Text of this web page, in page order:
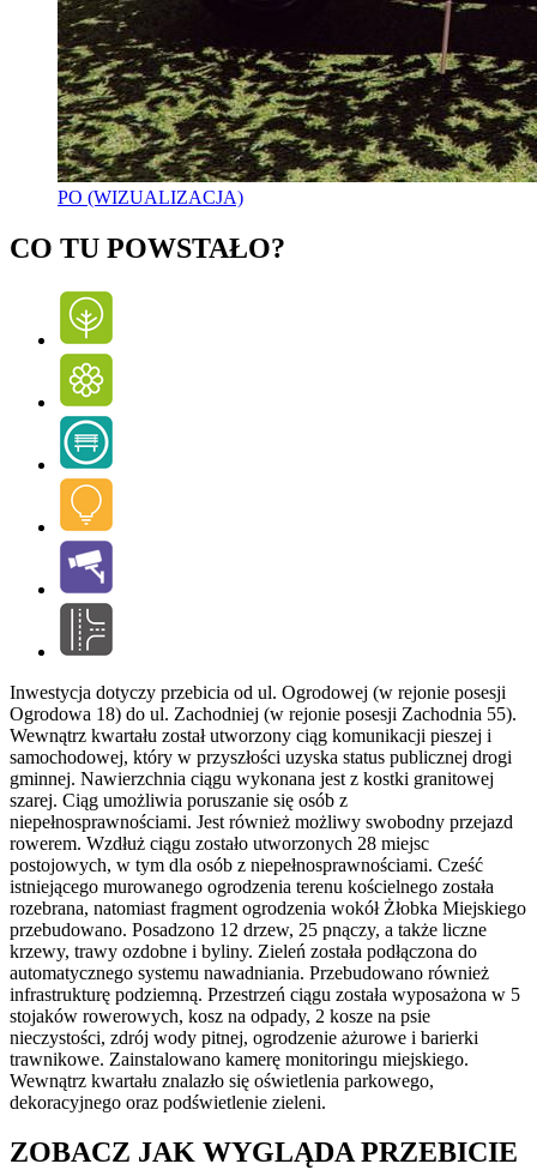
PO (WIZUALIZACJA)
CO TU POWSTAŁO?
Inwestycja dotyczy przebicia od ul. Ogrodowej (w rejonie posesji
Ogrodowa 18) do ul. Zachodniej (w rejonie posesji Zachodnia 55).
Wewnątrz kwartału został utworzony ciąg komunikacji pieszej i
samochodowej, który w przyszłości uzyska status publicznej drogi
gminnej. Nawierzchnia ciągu wykonana jest z kostki granitowej
szarej. Ciąg umożliwia poruszanie się osób z
niepełnosprawnościami. Jest również możliwy swobodny przejazd
rowerem. Wzdłuż ciągu zostało utworzonych 28 miejsc
postojowych, w tym dla osób z niepełnosprawnościami. Cześć
istniejącego murowanego ogrodzenia terenu kościelnego została
rozebrana, natomiast fragment ogrodzenia wokół Żłobka Miejskiego
przebudowano. Posadzono 12 drzew, 25 pnączy, a także liczne
krzewy, trawy ozdobne i byliny. Zieleń została podłączona do
automatycznego systemu nawadniania. Przebudowano również
infrastrukturę podziemną. Przestrzeń ciągu została wyposażona w 5
stojaków rowerowych, kosz na odpady, 2 kosze na psie
nieczystości, zdrój wody pitnej, ogrodzenie ażurowe i barierki
trawnikowe. Zainstalowano kamerę monitoringu miejskiego.
Wewnątrz kwartału znalazło się oświetlenia parkowego,
dekoracyjnego oraz podświetlenie zieleni.
ZOBACZ JAK WYGLĄDA PRZEBICIE